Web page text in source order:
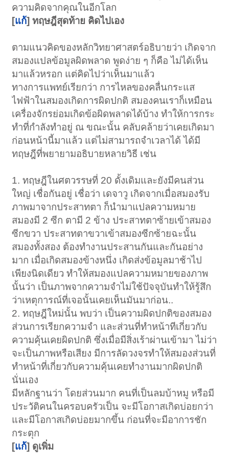
ความคิดจากคุณในอีกโลก
[แก้] ทฤษฎีสุดท้าย คิดไปเอง
ตามแนวคิดของหลักวิทยาศาสตร์อธิบายว่า เกิดจาก
สมองแปลข้อมูลผิดพลาด พูดง่าย ๆ ก็คือ ไม่ได้เห็น
มาแล้วหรอก แต่คิดไปว่าเห็นมาแล้ว
ทางการแพทย์เรียกว่า การไหลของคลื่นกระแส
ไฟฟ้าในสมองเกิดการผิดปกติ สมองคนเราก็เหมือน
เครื่องจักรย่อมเกิดข้อผิดพลาดได้บ้าง ทำให้การกระ
ทำที่กำลังทำอยู่ ณ ขณะนั้น คลับคล้ายว่าเคยเกิดมา
ก่อนหน้านี้มาแล้ว แต่ไม่สามารถจำเวลาได้ ได้มี
ทฤษฎีที่พยายามอธิบายหลายวิธี เช่น
1. ทฤษฎีในศตวรรษที่ 20 ดั้งเดิมและยังมีคนส่วน
ใหญ่ เชื่อกันอยู่ เชื่อว่า เดจาวู เกิดจากเมื่อสมองรับ
ภาพมาจากประสาทตา ก็นำมาแปลความหมาย
สมองมี 2 ซีก ตามี 2 ข้าง ประสาทตาซ้ายเข้าสมอง
ซีกขวา ประสาทตาขวาเข้าสมองซีกซ้ายฉะนั้น
สมองทั้งสอง ต้องทำงานประสานกันและกันอย่าง
มาก เมื่อเกิดสมองข้างหนึ่ง เกิดส่งข้อมูลมาช้าไป
เพียงนิดเดียว ทำให้สมองแปลความหมายของภาพ
นั้นว่า เป็นภาพจากความจำไม่ใช้ปัจจุบันทำให้รู้สึก
ว่าเหตุการณ์ที่เจอนั้นเคยเห็นมันมาก่อน..
2. ทฤษฎีใหม่นั้น พบว่า เป็นความผิดปกติของสมอง
ส่วนการเรียกความจำ และส่วนที่ทำหน้าทีเกี่ยวกับ
ความคุ้นเคยผิดปกติ ซึ่งเมื่อมีสิ่งเร้าผ่านเข้ามา ไม่ว่า
จะเป็นภาพหรือเสียง มีการลัดวงจรทำให้สมองส่วนที่
ทำหน้าที่เกี่ยวกับความคุ้นเคยทำงานมากผิดปกติ
นั่นเอง
มีหลักฐานว่า โดยส่วนมาก คนที่เป็นลมบ้าหมู หรือมี
ประวัติคนในครอบครัวเป็น จะมีโอกาสเกิดบ่อยกว่า
และมีโอกาสเกิดบ่อยมากขึ้น ก่อนที่จะมีอาการชัก
กระตุก
[แก้] ดูเพิ่ม